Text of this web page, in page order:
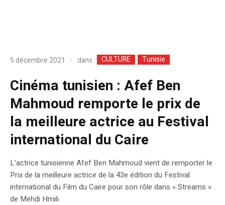
5 décembre 2021 dans CULTURE Tunisie
Cinéma tunisien : Afef Ben
Mahmoud remporte le prix de
la meilleure actrice au Festival
international du Caire
L’actrice tunisienne Afef Ben Mahmoud vient de remporter le
Prix de la meilleure actrice de la 43e édition du Festival
international du Film du Caire pour son rôle dans « Streams »
de Mehdi Hmili.